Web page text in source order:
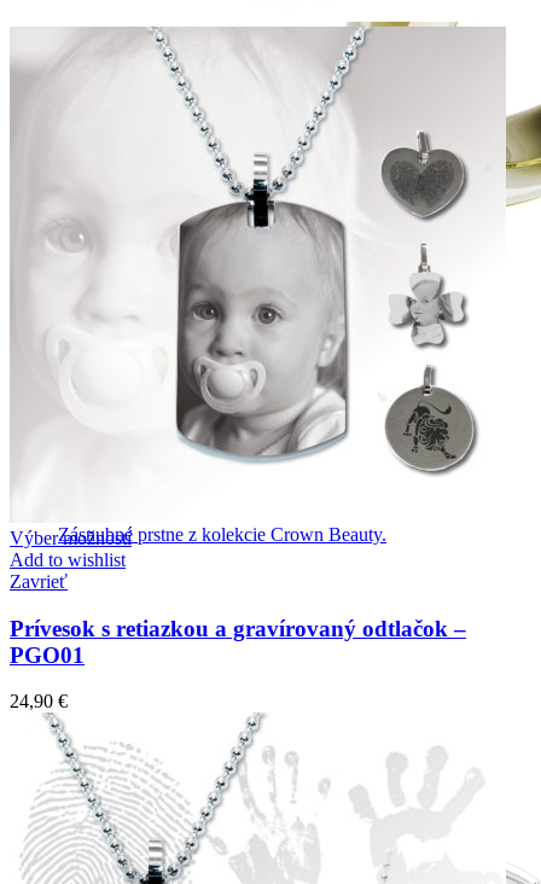
Zásnubné prstne z kolekcie Crown Beauty.
Výber možností
Add to wishlist
Zavrieť
Prívesok s retiazkou a gravírovaný odtlačok –
PGO01
24,90 €